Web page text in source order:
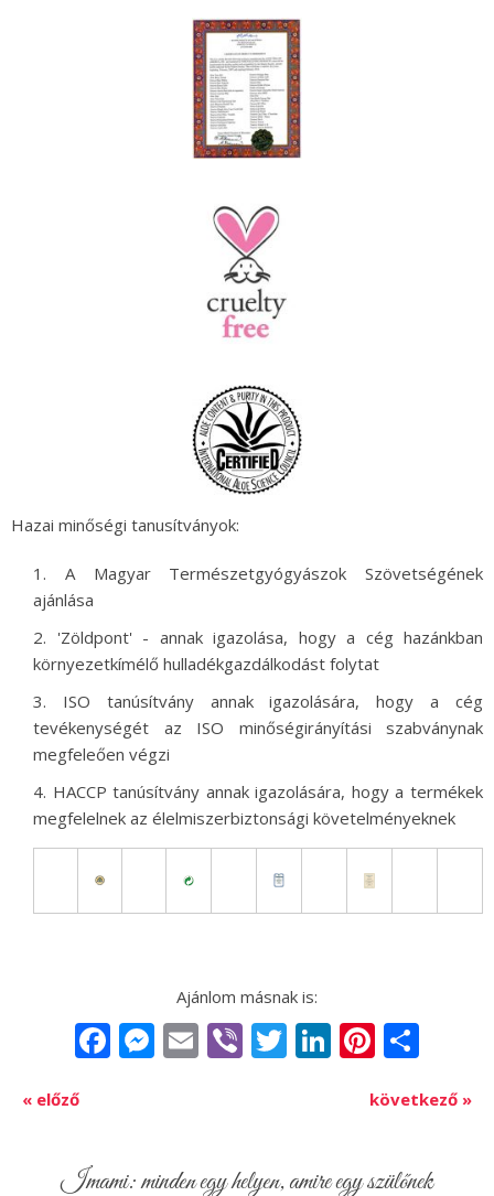
Hazai minőségi tanusítványok:
A Magyar Természetgyógyászok Szövetségének
ajánlása
'Zöldpont' - annak igazolása, hogy a cég hazánkban
környezetkímélő hulladékgazdálkodást folytat
ISO tanúsítvány annak igazolására, hogy a cég
tevékenységét az ISO minőségirányítási szabványnak
megfeleően végzi
HACCP tanúsítvány annak igazolására, hogy a termékek
megfelelnek az élelmiszerbiztonsági követelményeknek
Facebook
Messenger
EmailViberTwitter
LinkedIn
« előző következő »
Imami: minden egy helyen, amire egy szülőnek